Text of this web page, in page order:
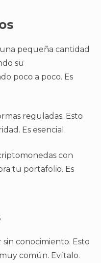
pequeña cantidad
su
poco a poco. Es
reguladas. Esto
Es esencial.
con
tu portafolio. Es
conocimiento. Esto
común. Evítalo.